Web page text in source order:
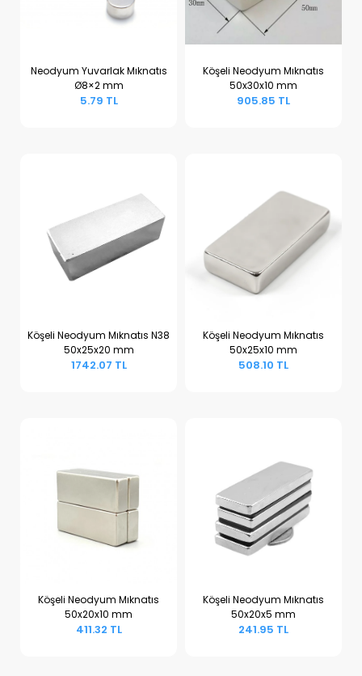
Sepete Ekle
Neodyum Yuvarlak Mıknatıs
Ø8×2 mm
5.79 TL
Sepete Ekle
Köşeli Neodyum Mıknatıs
50x30x10 mm
905.85 TL
Sepete Ekle
Köşeli Neodyum Mıknatıs N38
50x25x20 mm
1742.07 TL
Sepete Ekle
Köşeli Neodyum Mıknatıs
50x25x10 mm
508.10 TL
Sepete Ekle
Köşeli Neodyum Mıknatıs
50x20x10 mm
411.32 TL
Sepete Ekle
Köşeli Neodyum Mıknatıs
50x20x5 mm
241.95 TL